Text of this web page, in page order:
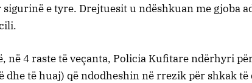
e tyre. Drejtuesit u ndëshkuan me gjoba
në 4 raste të veçanta, Policia Kufitare ndërhyri
dhe të huaj) që ndodheshin në rrezik për shkak të